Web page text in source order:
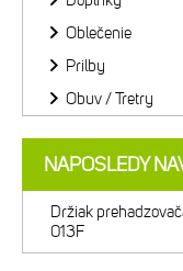
Oblečenie
Prilby
Obuv / Tretry
NAPOSLEDY
Držiak
013F